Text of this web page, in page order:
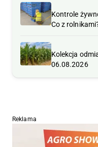
Kontrole
Co z
Kolekcja
06.08.2026
Reklama